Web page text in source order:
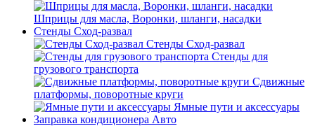
Шприцы для масла, Воронки, шланги, насадки
Стенды Сход-развал
Стенды Сход-развал
Стенды для
грузового транспорта
Сдвижные
платформы, поворотные круги
Ямные пути и аксессуары
Заправка кондиционера Авто